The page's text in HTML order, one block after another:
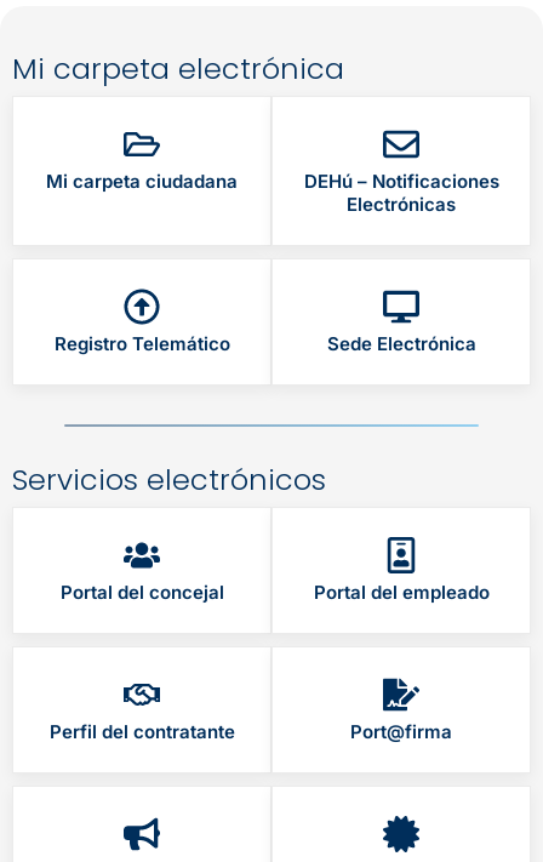
Mi carpeta electrónica
Mi carpeta ciudadana
DEHú – Notificaciones
Electrónicas
Registro Telemático Sede Electrónica
Servicios electrónicos
Portal del concejal Portal del empleado
Perfil del contratante Port@firma